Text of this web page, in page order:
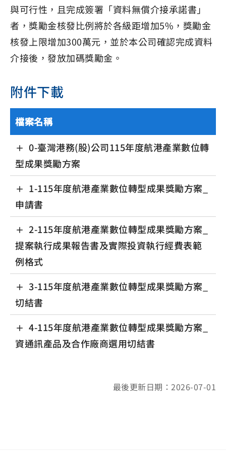
與可行性，且完成簽署「資料無償介接承諾書」
者，獎勵金核發比例將於各級距增加5%，獎勵金
核發上限增加300萬元，並於本公司確認完成資料
介接後，發放加碼獎勵金。
附件下載
檔案名稱
0-臺灣港務(股)公司115年度航港產業數位轉
型成果獎勵方案
1-115年度航港產業數位轉型成果獎勵方案_
申請書
2-115年度航港產業數位轉型成果獎勵方案_
提案執行成果報告書及實際投資執行經費表範
例格式
3-115年度航港產業數位轉型成果獎勵方案_
切結書
4-115年度航港產業數位轉型成果獎勵方案_
資通訊產品及合作廠商選用切結書
最後更新日期：2026-07-01